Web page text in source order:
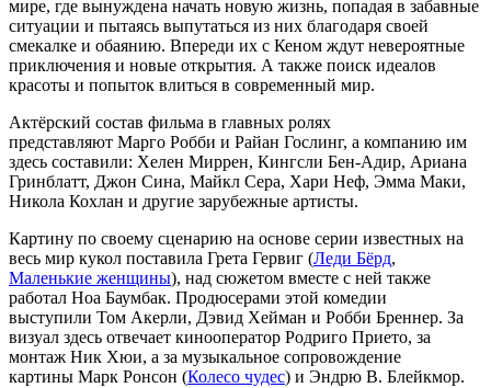
мире, где вынуждена начать новую жизнь, попадая в забавные
ситуации и пытаясь выпутаться из них благодаря своей
смекалке и обаянию. Впереди их с Кеном ждут невероятные
приключения и новые открытия. А также поиск идеалов
красоты и попыток влиться в современный мир.
Актёрский состав фильма в главных ролях
представляют Марго Робби и Райан Гослинг, а компанию им
здесь составили: Хелен Миррен, Кингсли Бен-Адир, Ариана
Гринблатт, Джон Сина, Майкл Сера, Хари Неф, Эмма Маки,
Никола Кохлан и другие зарубежные артисты.
Картину по своему сценарию на основе серии известных на
весь мир кукол поставила Грета Гервиг (Леди Бёрд,
Маленькие женщины), над сюжетом вместе с ней также
работал Ноа Баумбак. Продюсерами этой комедии
выступили Том Акерли, Дэвид Хейман и Робби Бреннер. За
визуал здесь отвечает кинооператор Родриго Прието, за
монтаж Ник Хюи, а за музыкальное сопровождение
картины Марк Ронсон (Колесо чудес) и Эндрю В. Блейкмор.